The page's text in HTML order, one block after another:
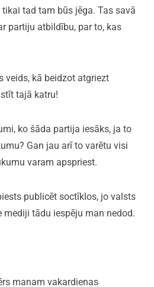
tad tam būs jēga. Tas savā
partiju atbildību, par to, kas
veids, kā beidzot atgriezt
tajā katru!
ko šāda partija iesāks, ja to
Gan jau arī to varētu visi
varam apspriest.
publicēt soctīklos, jo valsts
tādu iespēju man nedod.
manam vakardienas